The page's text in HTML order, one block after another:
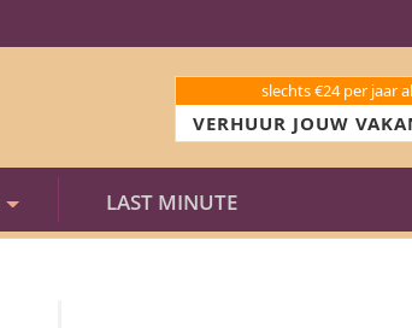
slechts €24 per jaar
VERHUUR JOUW
LAST MINUTE